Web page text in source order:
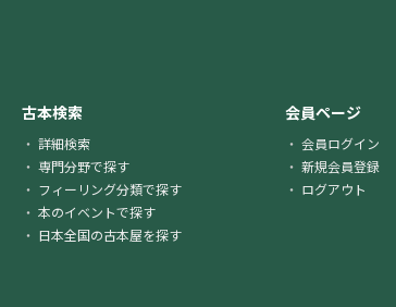
古本検索
詳細検索
専門分野で探す
フィーリング分類で探す
本のイベントで探す
日本全国の古本屋を探す
会員ページ
会員ログイン
新規会員登録
ログアウト